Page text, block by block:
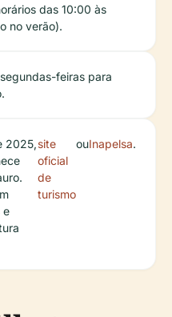
das 10:00 às
no verão).
feiras para
2025,
e
site
oficial
de
turismo
ouInapelsa.